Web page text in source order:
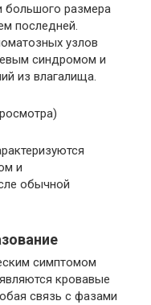
большого размера
последней.
узлов
синдромом и
из влагалища.
и
обычной
симптомом
кровавые
связь с фазами